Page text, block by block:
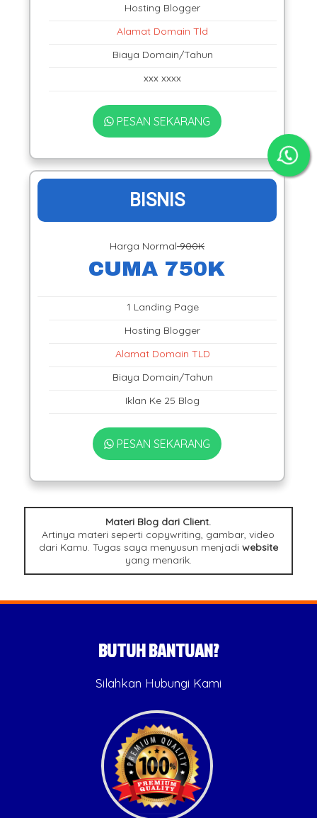
Hosting Blogger
Alamat Domain Tld
Biaya Domain/Tahun
xxx xxxx
PESAN SEKARANG
BISNIS
Harga Normal900K
CUMA 750K
1 Landing Page
Hosting Blogger
Alamat Domain TLD
Biaya Domain/Tahun
Iklan Ke 25 Blog
PESAN SEKARANG
Materi Blog dari Client.
Artinya materi seperti copywriting, gambar, video
dari Kamu. Tugas saya menyusun menjadi website
yang menarik.
BUTUH BANTUAN?
Silahkan Hubungi Kami